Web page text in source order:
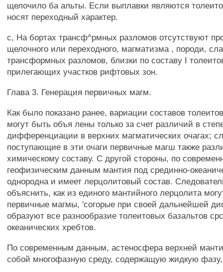
щелочило ба альты. Если выплавки являются
носят переходный характер.
с, На бортах трансф^рмных разломов отсутствуют
щелочного или переходного, магматизма , породи,
трансформных разломов, близки по составу I
прилегающих участков рифтовых зон.
Глава 3. Генерация первичных магм.
Как было показано ранее, вариации составов
могут быть объя лены только за счет различий в
дифференциации в верхних магматических очагах;
поступающие в эти очаги первичные магш также
химическому составу. С другой стороны, по
геофизическим данным мантия под срединно-
однородна и имеет лерцолитовый состав.
объяснить, как из единого мантийного лерцолита
первичные магмы, 'согорые при своей дальнейшей
образуют все разнообразие толеитовых базальтов
океанических хребтов.
По современным данным, астеносфера верхней
собой многофазную среду, содержащую жидкую фазу,